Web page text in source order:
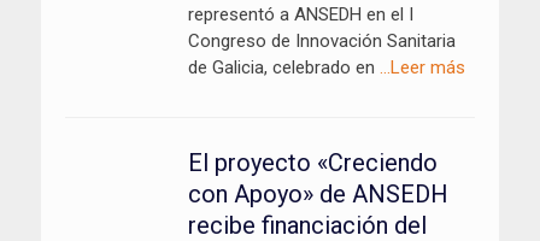
representó a ANSEDH en el I
Congreso de Innovación Sanitaria
de Galicia, celebrado en …Leer más
El proyecto «Creciendo
con Apoyo» de ANSEDH
recibe financiación del